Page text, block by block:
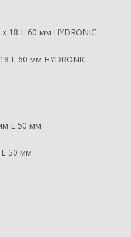
L 60 мм HYDRONIC
50 мм